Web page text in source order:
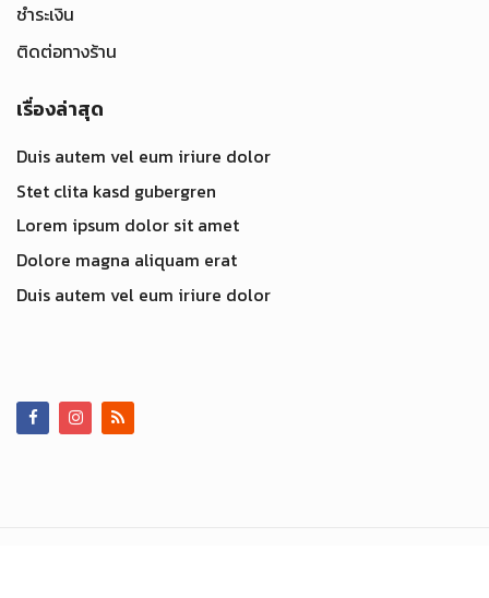
ชำระเงิน
ติดต่อทางร้าน
เรื่องล่าสุด
Duis autem vel eum iriure dolor
Stet clita kasd gubergren
Lorem ipsum dolor sit amet
Dolore magna aliquam erat
Duis autem vel eum iriure dolor